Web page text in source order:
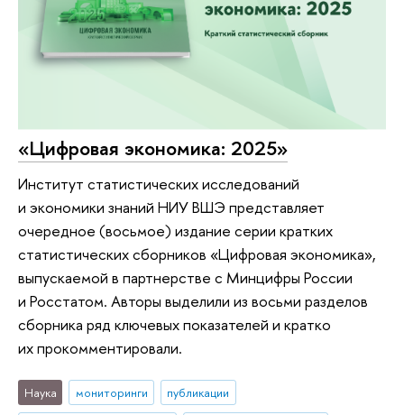
«Цифровая экономика: 2025»
Институт статистических исследований
и экономики знаний НИУ ВШЭ представляет
очередное (восьмое) издание серии кратких
статистических сборников «Цифровая экономика»,
выпускаемой в партнерстве с Минцифры России
и Росстатом. Авторы выделили из восьми разделов
сборника ряд ключевых показателей и кратко
их прокомментировали.
Наука мониторинги
публикации